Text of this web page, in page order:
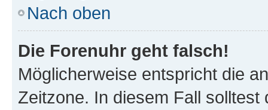
Nach oben
Die Forenuhr geht falsch!
Möglicherweise entspricht die
Zeitzone. In diesem Fall solltest